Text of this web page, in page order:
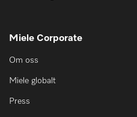
Miele Corporate
Om oss
Miele globalt
Press